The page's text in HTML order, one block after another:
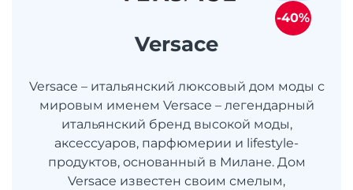
Versace
Versace – итальянский люксовый дом моды с
мировым именем Versace – легендарный
итальянский бренд высокой моды,
аксессуаров, парфюмерии и lifestyle-
продуктов, основанный в Милане. Дом
Versace известен своим смелым,
-40%